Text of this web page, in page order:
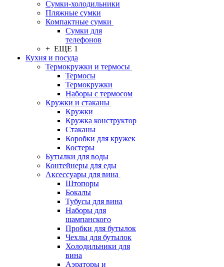
Сумки-холодильники
Пляжные сумки
Компактные сумки
Сумки для
телефонов
+ ЕЩЕ 1
Кухня и посуда
Термокружки и термосы
Термосы
Термокружки
Наборы с термосом
Кружки и стаканы
Кружки
Кружка конструктор
Стаканы
Коробки для кружек
Костеры
Бутылки для воды
Контейнеры для еды
Аксессуары для вина
Штопоры
Бокалы
Тубусы для вина
Наборы для
шампанского
Пробки для бутылок
Чехлы для бутылок
Холодильники для
вина
Аэраторы и